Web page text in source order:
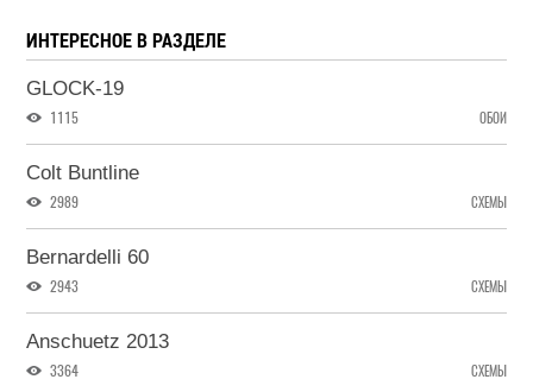
ИНТЕРЕСНОЕ В РАЗДЕЛЕ
GLOCK-19
1115 ОБОИ
Colt Buntline
2989 СХЕМЫ
Bernardelli 60
2943 СХЕМЫ
Anschuetz 2013
3364 СХЕМЫ